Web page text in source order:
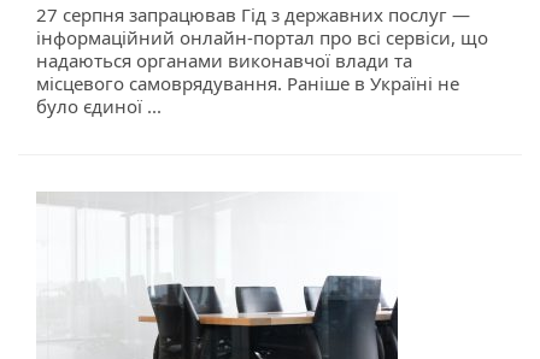
27 серпня запрацював Гід з державних послуг —
інформаційний онлайн-портал про всі сервіси, що
надаються органами виконавчої влади та
місцевого самоврядування. Раніше в Україні не
було єдиної ...